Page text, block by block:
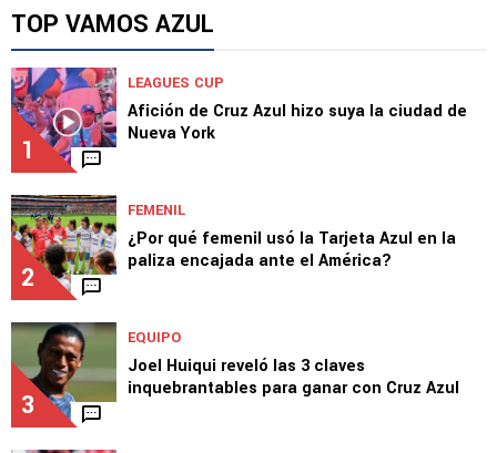
TOP VAMOS AZUL
1
LEAGUES CUP
Afición de Cruz Azul hizo suya la ciudad de
Nueva York
2
FEMENIL
¿Por qué femenil usó la Tarjeta Azul en la
paliza encajada ante el América?
3
EQUIPO
Joel Huiqui reveló las 3 claves
inquebrantables para ganar con Cruz Azul